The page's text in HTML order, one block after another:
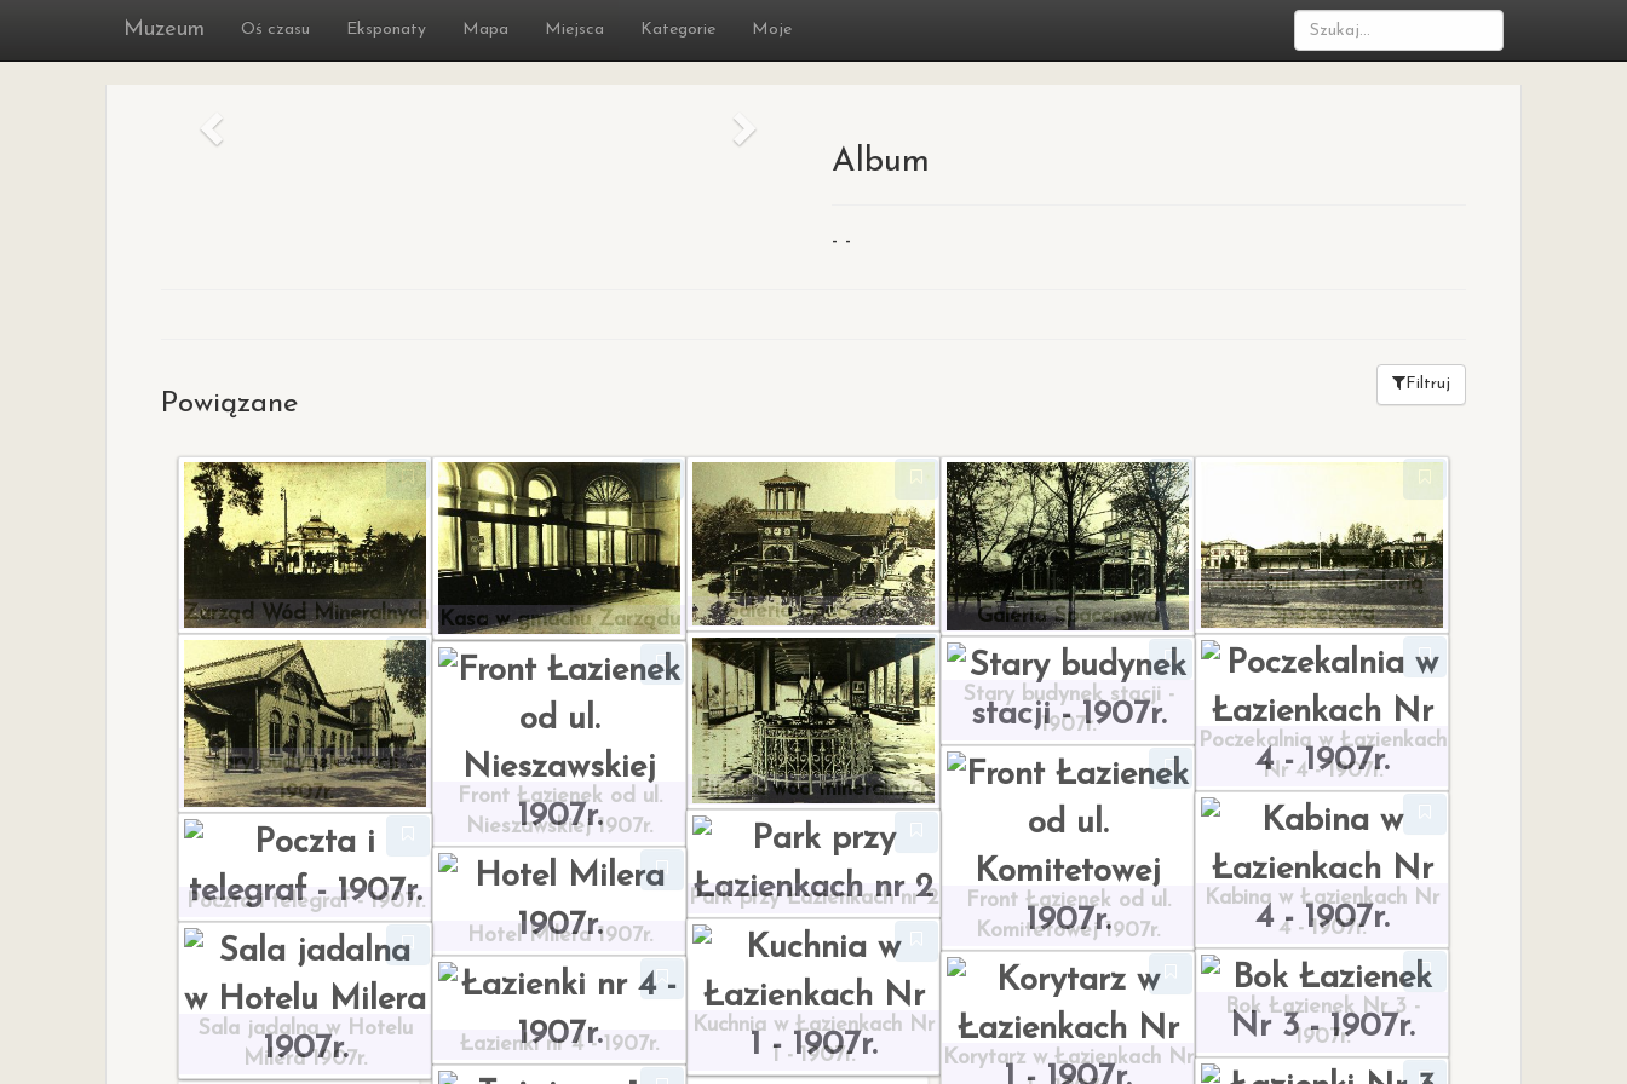
Muzeum Oś czasu Eksponaty Mapa Miejsca Kategorie Moje
Poprzedni Następny
Album
- -
Powiązane
Filtruj
Zarząd Wód Mineralnych Kasa w gmachu Zarządu Galeria Spacerowa Galeria Spacerowa
Kwietnik pod Galerią
Spacerową
Pijalnia wód mineralnych
Stary budynek stacji -
1907r.
Poczekalnia w Łazienkach
Nr 4 - 1907r.
Stary budynek stacji -
1907r.
Front Łazienek od ul.
Nieszawskiej 1907r.
Front Łazienek od ul.
Komitetowej 1907r.
Kabina w Łazienkach Nr
4 - 1907r.
Park przy Łazienkach nr 2
Poczta i telegraf - 1907r.
Hotel Milera 1907r.
Kuchnia w Łazienkach Nr
1 - 1907r.
Sala jadalna w Hotelu
Milera 1907r.
Bok Łazienek Nr 3 -
1907r.
Korytarz w Łazienkach Nr
Łazienki nr 4 - 1907r.